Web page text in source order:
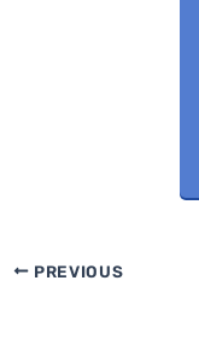
PREVIOUS